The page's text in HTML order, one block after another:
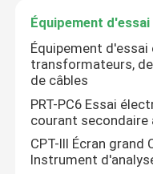
Équipement
Équipement
transformateurs,
de câbles
PRT-PC6 Essai
courant secondaire
CPT-III Écran
Instrument